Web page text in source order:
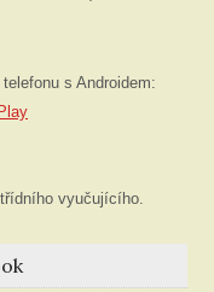
s Androidem:
vyučujícího.